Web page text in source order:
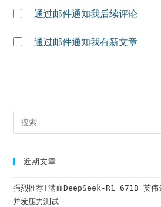
comment
URL
(optional)
通过邮件通知我后续评论
通过邮件通知我有新文章
近期文章
强烈推荐!满血DeepSeek-R1 671B 英伟
并发压力测试